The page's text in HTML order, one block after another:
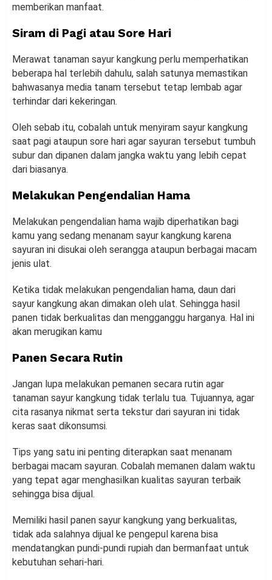
memberikan manfaat.
Siram di Pagi atau Sore Hari
Merawat tanaman sayur kangkung perlu memperhatikan
beberapa hal terlebih dahulu, salah satunya memastikan
bahwasanya media tanam tersebut tetap lembab agar
terhindar dari kekeringan.
Oleh sebab itu, cobalah untuk menyiram sayur kangkung
saat pagi ataupun sore hari agar sayuran tersebut tumbuh
subur dan dipanen dalam jangka waktu yang lebih cepat
dari biasanya.
Melakukan Pengendalian Hama
Melakukan pengendalian hama wajib diperhatikan bagi
kamu yang sedang menanam sayur kangkung karena
sayuran ini disukai oleh serangga ataupun berbagai macam
jenis ulat.
Ketika tidak melakukan pengendalian hama, daun dari
sayur kangkung akan dimakan oleh ulat. Sehingga hasil
panen tidak berkualitas dan mengganggu harganya. Hal ini
akan merugikan kamu
Panen Secara Rutin
Jangan lupa melakukan pemanen secara rutin agar
tanaman sayur kangkung tidak terlalu tua. Tujuannya, agar
cita rasanya nikmat serta tekstur dari sayuran ini tidak
keras saat dikonsumsi.
Tips yang satu ini penting diterapkan saat menanam
berbagai macam sayuran. Cobalah memanen dalam waktu
yang tepat agar menghasilkan kualitas sayuran terbaik
sehingga bisa dijual.
Memiliki hasil panen sayur kangkung yang berkualitas,
tidak ada salahnya dijual ke pengepul karena bisa
mendatangkan pundi-pundi rupiah dan bermanfaat untuk
kebutuhan sehari-hari.